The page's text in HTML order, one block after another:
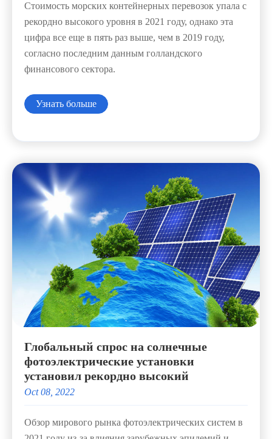
Стоимость морских контейнерных перевозок упала с
рекордно высокого уровня в 2021 году, однако эта
цифра все еще в пять раз выше, чем в 2019 году,
согласно последним данным голландского
финансового сектора.
Узнать больше
Глобальный спрос на солнечные
фотоэлектрические установки
установил рекордно высокий
Oct 08, 2022
Обзор мирового рынка фотоэлектрических систем в